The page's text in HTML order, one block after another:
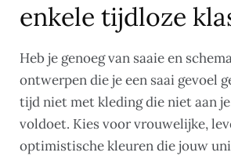
enkele tijdloze
Heb je genoeg van saaie en
ontwerpen die je een saai gevoel
tijd niet met kleding die niet aan
voldoet. Kies voor vrouwelijke,
optimistische kleuren die jouw